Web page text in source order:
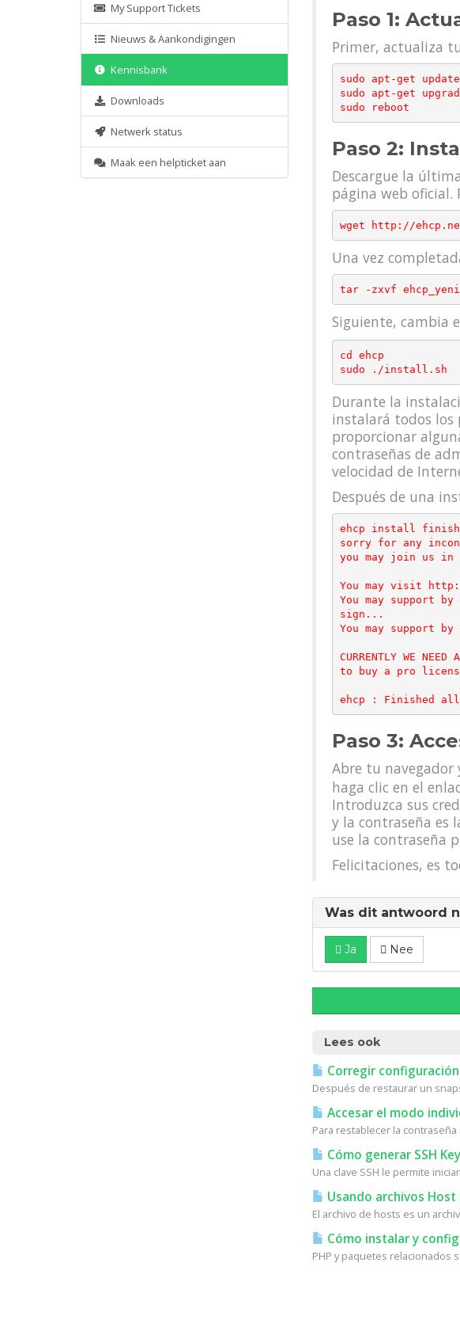
Paso 1:
Primer, actualiza
sudo apt-get
sudo apt-get
Paso 2:
Descargue la
página web oficial.
Una vez
Siguiente, cambia
cd ehcp
Durante la
instalará todos los
proporcionar
contraseñas de
velocidad de
Después de una
ehcp install
sorry for any
you may join us
You may visit
You may support
sign...
You may support
CURRENTLY WE
to buy a pro
Paso 3:
Abre tu navegador
haga clic en el
Introduzca sus
y la contraseña es
use la contraseña
Felicitaciones, es
Was dit antwoord
Ja Nee
Lees ook
Corregir
Después de restaurar un
Accesar el modo
Para restablecer la
Cómo generar SSH
Una clave SSH le permite
Usando archivos
El archivo de hosts es un
Cómo instalar y
PHP y paquetes relacionados
My Support Tickets
Nieuws & Aankondigingen
Kennisbank
Downloads
Netwerk status
Maak een helpticket aan